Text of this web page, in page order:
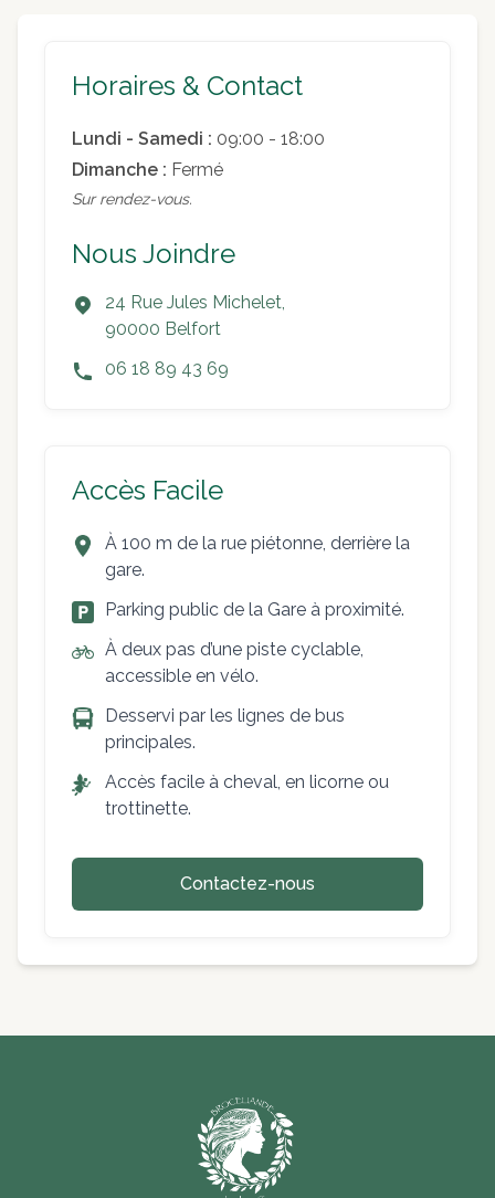
Horaires & Contact
Lundi - Samedi : 09:00 - 18:00
Dimanche : Fermé
Sur rendez-vous.
Nous Joindre
24 Rue Jules Michelet,
90000 Belfort
06 18 89 43 69
Accès Facile
À 100 m de la rue piétonne, derrière la
gare.
Parking public de la Gare à proximité.
À deux pas d’une piste cyclable,
accessible en vélo.
Desservi par les lignes de bus
principales.
Accès facile à cheval, en licorne ou
trottinette.
Contactez-nous